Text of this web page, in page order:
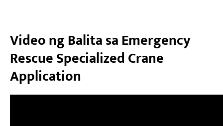
Video ng Balita sa Emergency
Rescue Specialized Crane
Application